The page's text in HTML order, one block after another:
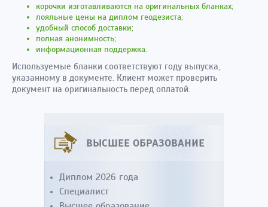
корочки изготавливаются на оригинальных бланках;
лояльные цены на диплом геодезиста;
удобный способ доставки;
полная анонимность;
информационная поддержка.
Используемые бланки соответствуют году выпуска,
указанному в документе. Клиент может проверить
документ на оригинальность перед оплатой.
ВЫСШЕЕ ОБРАЗОВАНИЕ
Диплом 2026 года
Специалист